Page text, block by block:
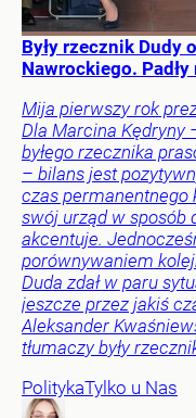
Były rzecznik Dudy
Nawrockiego. Padły
Mija pierwszy rok
Dla Marcina Kędryny
byłego rzecznika
– bilans jest
czas permanentnego
swój urząd w sposób
akcentuje.
porównywaniem
Duda zdał w paru
jeszcze przez jakiś
Aleksander
tłumaczy były
PolitykaTylko u Nas